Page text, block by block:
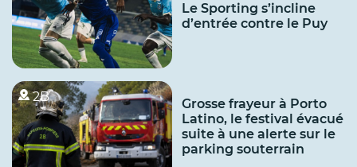
Le Sporting s’incline
d’entrée contre le Puy
2B
Grosse frayeur à Porto
Latino, le festival évacué
suite à une alerte sur le
parking souterrain